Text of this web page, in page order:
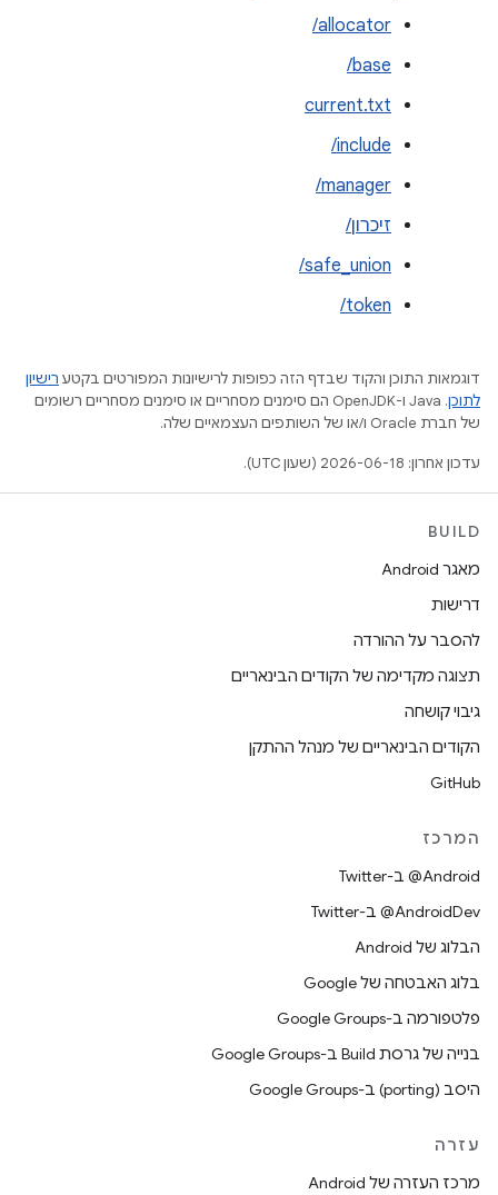
allocator/
base/
current.txt
include/
manager/
זיכרון/
safe_union/
token/
דוגמאות התוכן והקוד שבדף הזה כפופות לרישיונות המפורטים בקטע רישיון
לתוכן
.‏ Java ו-OpenJDK הם סימנים מסחריים או סימנים מסחריים רשומים
של חברת Oracle ו/או של השותפים העצמאיים שלה.
עדכון אחרון: 2026-06-18 (שעון UTC).
BUILD
מאגר Android
דרישות
להסבר על ההורדה
תצוגה מקדימה של הקודים הבינאריים
גיבוי קושחה
הקודים הבינאריים של מנהל ההתקן
GitHub
המרכז
‎@Android ב-Twitter
‎@AndroidDev ב-Twitter
הבלוג של Android
בלוג האבטחה של Google
פלטפורמה ב-Google Groups
בנייה של גרסת Build ב-Google Groups
היסב (porting) ב-Google Groups
עזרה
מרכז העזרה של Android